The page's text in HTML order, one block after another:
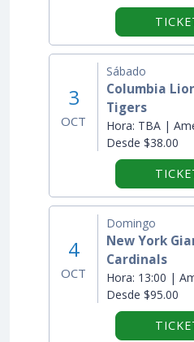
3
OCT
Sábado
Columbia
Tigers
Hora: TBA |
Desde $38.00
4
OCT
Domingo
New York
Cardinals
Hora: 13:00 |
Desde $95.00